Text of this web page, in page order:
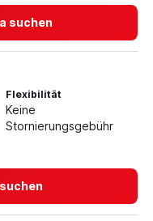
suchen
Flexibilität
Keine
Stornierungsgebühr